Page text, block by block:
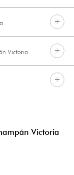
Victoria
Victoria